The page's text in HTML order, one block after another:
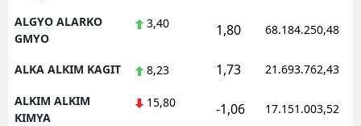
ALGYO ALARKO
GMYO
3,40 1,80 68.184.250,48
ALKA ALKIM KAGIT 8,23 1,73 21.693.762,43
ALKIM ALKIM
KIMYA
15,80 -1,06 17.151.003,52